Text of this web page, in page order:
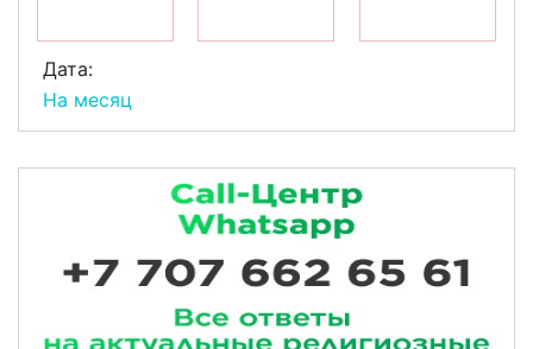
Дата:
На месяц